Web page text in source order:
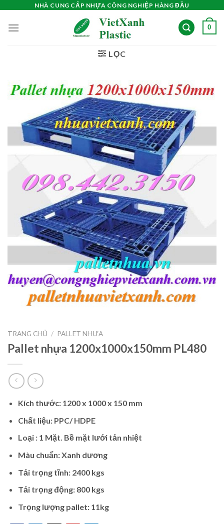
content
NHÀ CUNG CẤP NHỰA CÔNG NGHIỆP HÀNG ĐẦU
0
LỌC
TRANG CHỦ / PALLET NHỰA
Pallet nhựa 1200x1000x150mm PL480
Kích thước: 1200 x 1000 x 150 mm
Chất liệu: PPC/ HDPE
Loại : 1 Mặt. Bề mặt lưới tản nhiệt
Màu chuẩn: Xanh dương
Tải trọng tĩnh: 2400 kgs
Tải trọng động: 800 kgs
Trọng lượng pallet: 11kg